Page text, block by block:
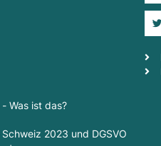
Was ist das?
2023 und DGSVO